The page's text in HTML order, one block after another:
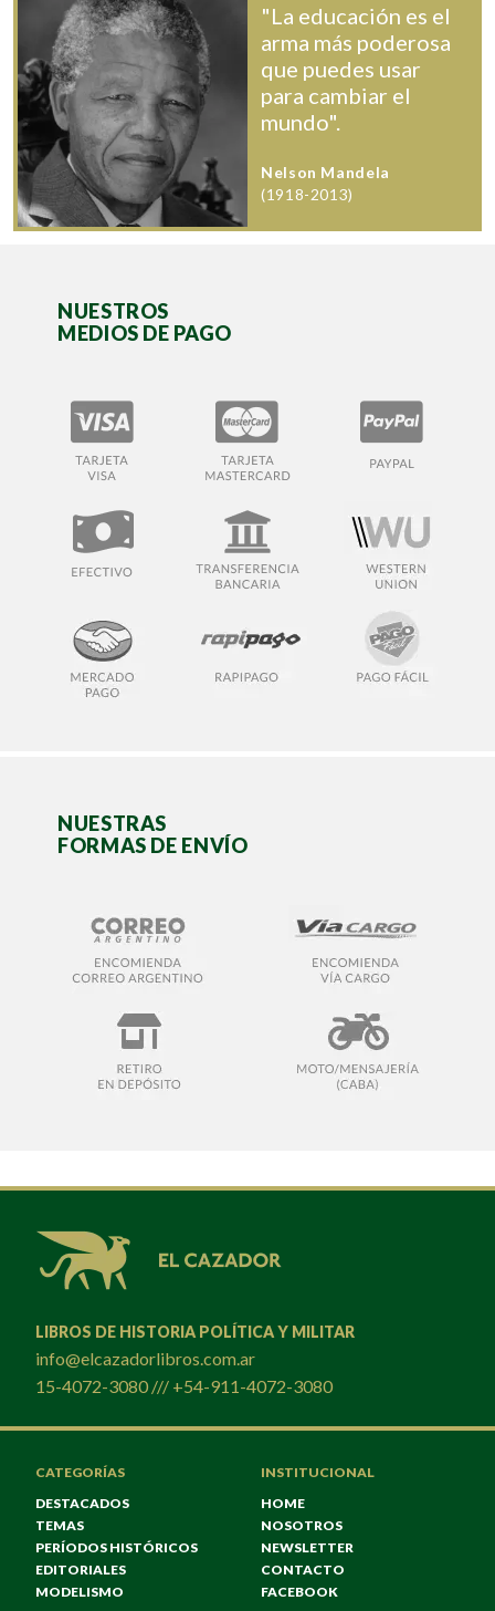
"La educación es el
arma más poderosa
que puedes usar
para cambiar el
mundo".
Nelson Mandela
(1918-2013)
NUESTROS
MEDIOS DE PAGO
NUESTRAS
FORMAS DE ENVÍO
LIBROS DE HISTORIA POLÍTICA Y MILITAR
info@elcazadorlibros.com.ar
15-4072-3080 /// +54-911-4072-3080
CATEGORÍAS
DESTACADOS
TEMAS
PERÍODOS HISTÓRICOS
EDITORIALES
MODELISMO
INSTITUCIONAL
HOME
NOSOTROS
NEWSLETTER
CONTACTO
FACEBOOK